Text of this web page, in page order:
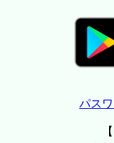
パス